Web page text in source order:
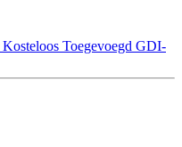
Kosteloos Toegevoegd GDI-